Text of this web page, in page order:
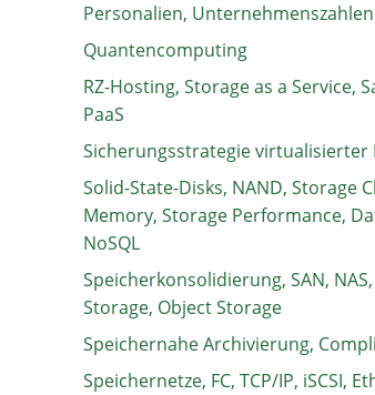
Personalien, Unternehmenszahlen
Quantencomputing
RZ-Hosting, Storage as a Service,
PaaS
Sicherungsstrategie virtualisierter
Solid-State-Disks, NAND, Storage
Memory, Storage Performance,
NoSQL
Speicherkonsolidierung, SAN,
Storage, Object Storage
Speichernahe Archivierung,
Speichernetze, FC, TCP/IP, iSCSI,